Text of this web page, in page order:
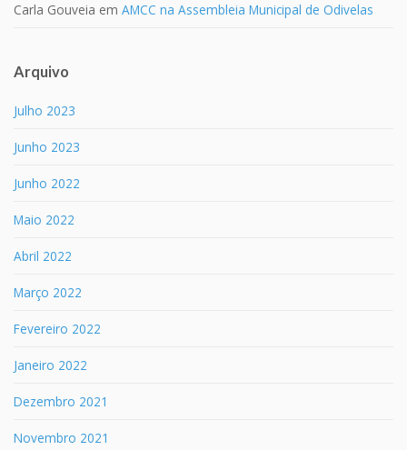
Carla Gouveia em AMCC na Assembleia Municipal de Odivelas
Arquivo
Julho 2023
Junho 2023
Junho 2022
Maio 2022
Abril 2022
Março 2022
Fevereiro 2022
Janeiro 2022
Dezembro 2021
Novembro 2021